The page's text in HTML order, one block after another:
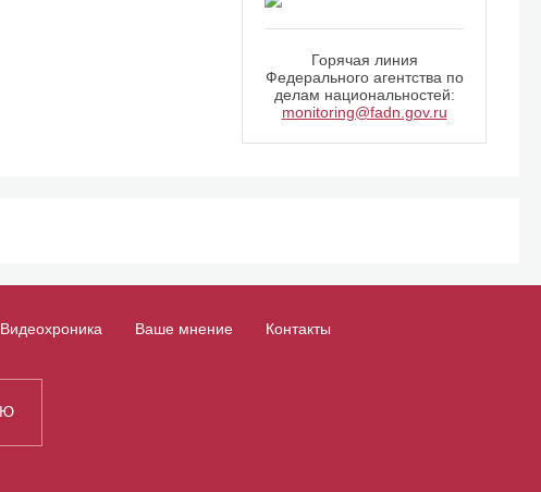
Горячая линия
Федерального агентства по
делам национальностей:
monitoring@fadn.gov.ru
Видеохроника Ваше мнение Контакты